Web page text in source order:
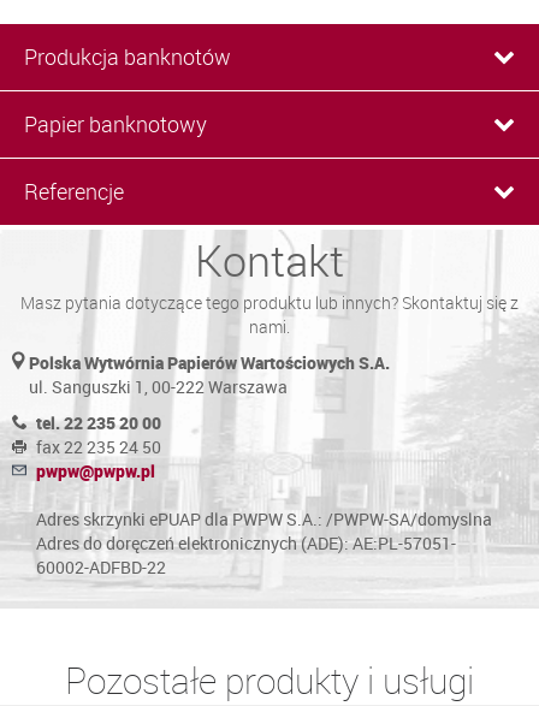
Produkcja banknotów
Papier banknotowy
Referencje
Kontakt
Masz pytania dotyczące tego produktu lub innych? Skontaktuj się z
nami.
Polska Wytwórnia Papierów Wartościowych S.A.
ul. Sanguszki 1, 00-222 Warszawa
tel. 22 235 20 00
fax 22 235 24 50
pwpw@pwpw.pl
Adres skrzynki ePUAP dla PWPW S.A.: /PWPW-SA/domyslna
Adres do doręczeń elektronicznych (ADE): AE:PL-57051-
60002-ADFBD-22
Pozostałe produkty i usługi